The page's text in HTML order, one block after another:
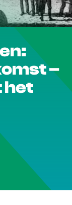
–
het